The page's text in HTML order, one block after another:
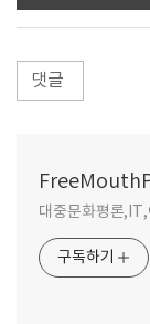
댓글
대중문화평론,IT,
구독하기